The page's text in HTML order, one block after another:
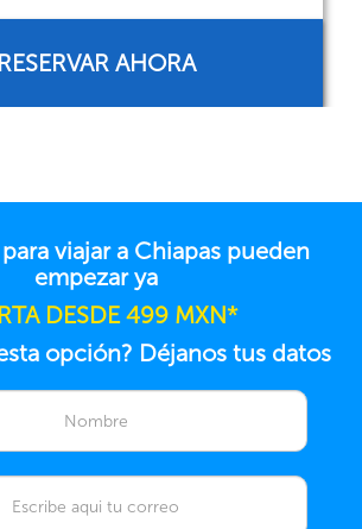
RESERVAR AHORA
viajar a Chiapas pueden
empezar ya
DESDE 499 MXN*
opción? Déjanos tus datos